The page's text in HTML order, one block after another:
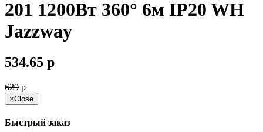
201 1200Вт 360° 6м IP20 WH
Jazzway
534.65 p
629 p
×Close
Быстрый заказ